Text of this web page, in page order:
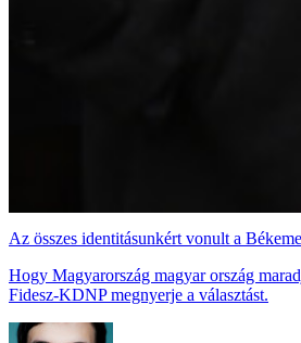
Az összes identitásunkért vonult a
Hogy Magyarország magyar ország
Fidesz-KDNP megnyerje a választást.